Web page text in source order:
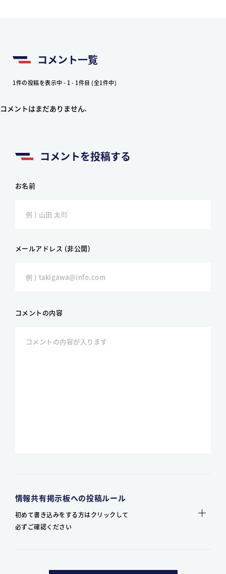
コメント一覧
1件の投稿を表示中 - 1 - 1件目 (全1件中)
コメントはまだありません.
コメントを投稿する
お名前
メールアドレス (非公開)
コメントの内容
情報共有掲示板への投稿ルール
初めて書き込みをする方はクリックして
必ずご確認ください